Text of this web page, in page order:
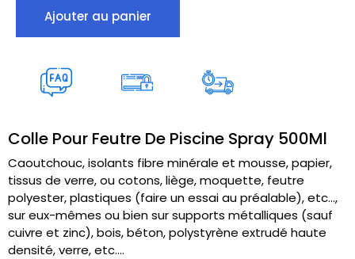
Ajouter au panier
Colle Pour Feutre De Piscine Spray 500Ml
Caoutchouc, isolants fibre minérale et mousse, papier,
tissus de verre, ou cotons, liège, moquette, feutre
polyester, plastiques (faire un essai au préalable), etc…,
sur eux-mêmes ou bien sur supports métalliques (sauf
cuivre et zinc), bois, béton, polystyrène extrudé haute
densité, verre, etc….